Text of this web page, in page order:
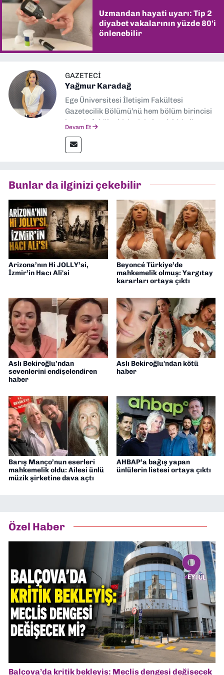
Uzmandan hayati uyarı: Tip 2
diyabet vakalarının yüzde 80'i
önlenebilir
GAZETECI
Yağmur Karadağ
Ege Üniversitesi İletişim Fakültesi
Gazetecilik Bölümü’nü hem bölüm birincisi
hem de fakülte birincisi olarak bitirdim.
İletişim” üzerine yüksek lisans eğitimimi
tamamladım. Halen aynı anabilim dalında
Müdürü” olarak görev almaktayım. Hak
odaklı haberciliğe dair çalışmalar
yapıyorum
Devam Et
Bunlar da ilginizi çekebilir
Arizona’nın Hi JOLLY’si,
İzmir’in Hacı Ali'si
Beyoncé Türkiye’de
mahkemelik olmuş: Yargıtay
kararları ortaya çıktı
Aslı Bekiroğlu’ndan
sevenlerini endişelendiren
haber
Aslı Bekiroğlu'ndan kötü
haber
Barış Manço’nun eserleri
mahkemelik oldu: Ailesi ünlü
müzik şirketine dava açtı
AHBAP’a bağış yapan
ünlülerin listesi ortaya çıktı
Özel Haber
Balçova’da kritik bekleyiş: Meclis dengesi değişecek